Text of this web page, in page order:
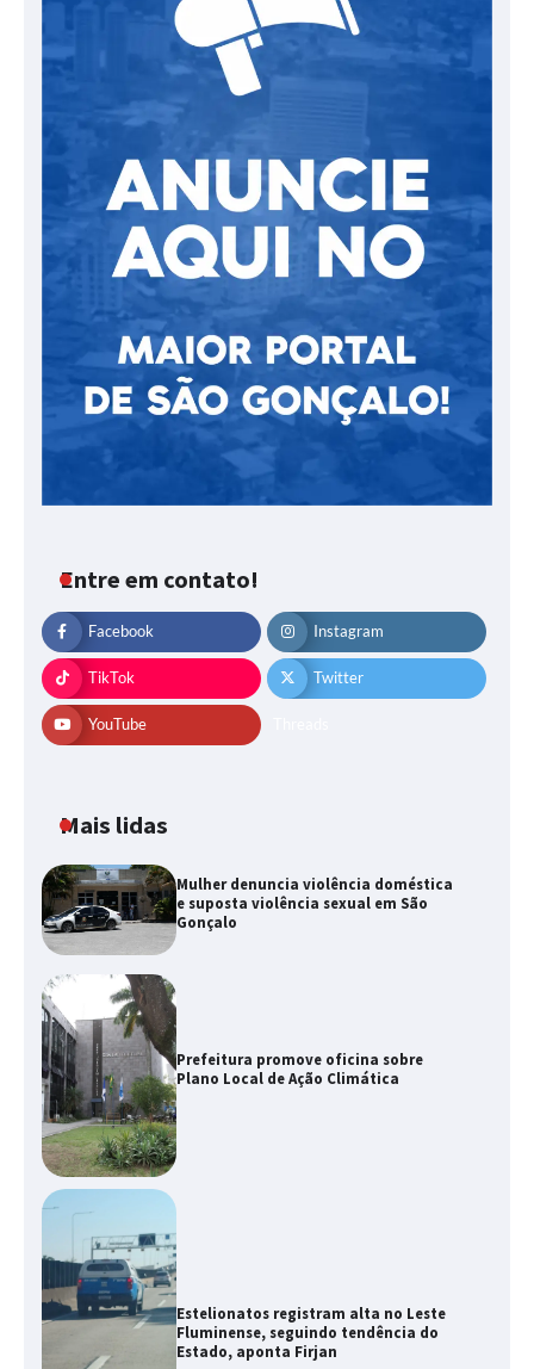
Entre em contato!
Facebook Instagram
TikTok Twitter
YouTube
Mais lidas
Mulher denuncia violência doméstica
e suposta violência sexual em São
Gonçalo
Prefeitura promove oficina sobre
Plano Local de Ação Climática
Estelionatos registram alta no Leste
Fluminense, seguindo tendência do
Estado, aponta Firjan